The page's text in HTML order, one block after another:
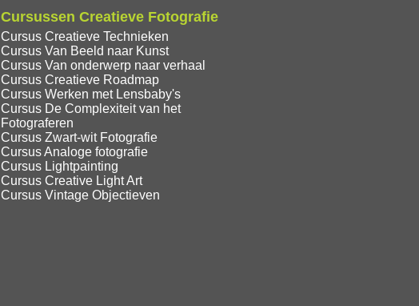
Cursussen Creatieve Fotografie
Cursus Creatieve Technieken
Cursus Van Beeld naar Kunst
Cursus Van onderwerp naar verhaal
Cursus Creatieve Roadmap
Cursus Werken met Lensbaby's
Cursus De Complexiteit van het
Fotograferen
Cursus Zwart-wit Fotografie
Cursus Analoge fotografie
Cursus Lightpainting
Cursus Creative Light Art
Cursus Vintage Objectieven